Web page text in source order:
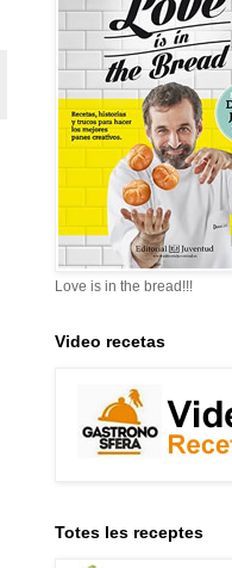
Love is in the bread!!!
Video recetas
Totes les receptes